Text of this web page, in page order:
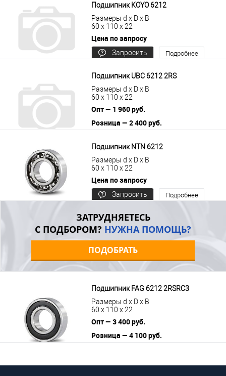
Подшипник KOYO 6212
Размеры d x D x B
60 x 110 x 22
Цена по запросу
Запросить
Подробнее
Подшипник UBC 6212 2RS
Размеры d x D x B
60 x 110 x 22
Опт — 1 960 руб.
Розница — 2 400 руб.
Подшипник NTN 6212
Размеры d x D x B
60 x 110 x 22
Цена по запросу
Запросить
Подробнее
ЗАТРУДНЯЕТЕСЬ
С ПОДБОРОМ? НУЖНА ПОМОЩЬ?
ПОДОБРАТЬ
Подшипник FAG 6212 2RSRC3
Размеры d x D x B
60 x 110 x 22
Опт — 3 400 руб.
Розница — 4 100 руб.